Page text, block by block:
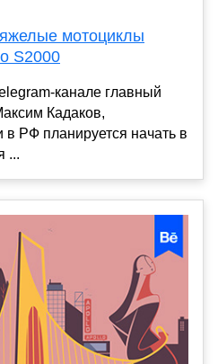
мотоциклы
S2000
канале главный
Кадаков,
РФ планируется начать в
...